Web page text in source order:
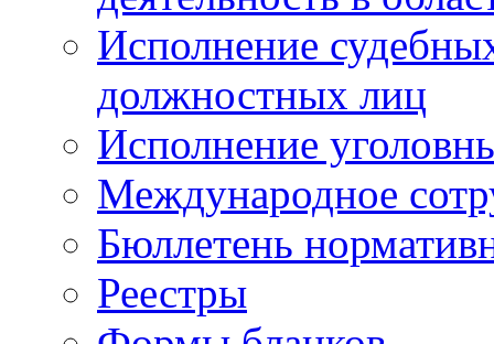
Исполнение
должностных лиц
Исполнение
Международное
Бюллетень
Реестры